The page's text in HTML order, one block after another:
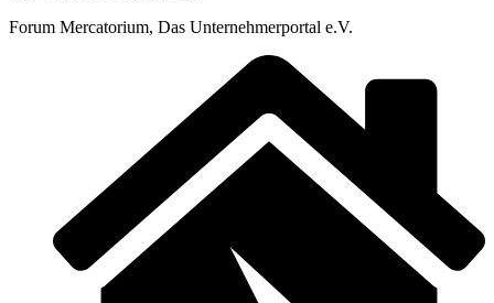
Forum Mercatorium, Das Unternehmerportal e.V.